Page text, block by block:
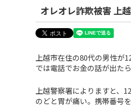
オレオレ詐欺被害 上
上越市在住の80代の男性が
では電話でお金の話が出た
上越警察署によりますと、
のどと胃が痛い。携帯番号